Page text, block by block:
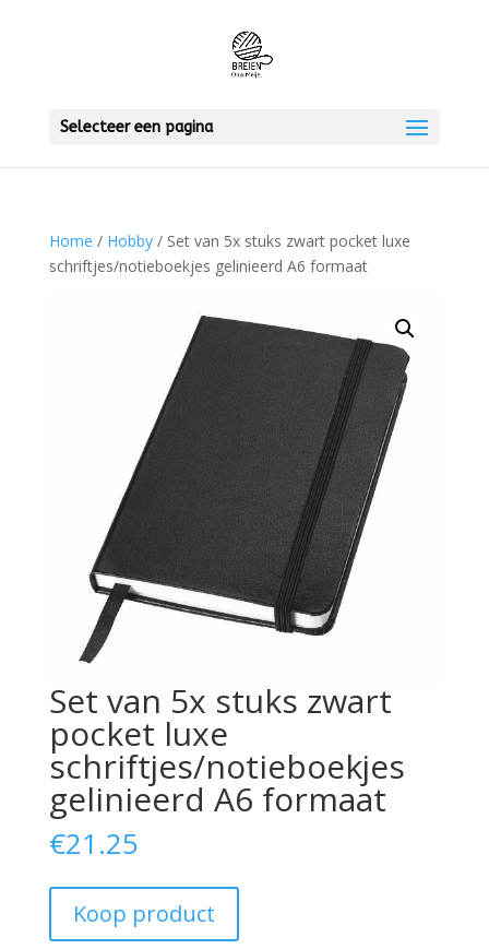
Selecteer een pagina
Home / Hobby/ Set van 5x stuks zwart pocket luxe
schriftjes/notieboekjes gelinieerd A6 formaat
Set van 5x stuks zwart
pocket luxe
schriftjes/notieboekjes
gelinieerd A6 formaat
€21.25
Koop product